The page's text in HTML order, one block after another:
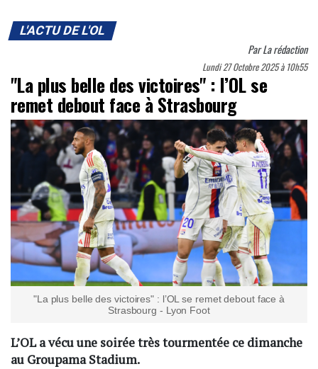
L'ACTU DE L'OL
ParLa rédaction
Lundi 27 Octobre 2025 à 10h55
"La plus belle des victoires" : l’OL se
remet debout face à Strasbourg
"La plus belle des victoires" : l’OL se remet debout face à
Strasbourg - Lyon Foot
L’OL a vécu une soirée très tourmentée ce dimanche
au Groupama Stadium.